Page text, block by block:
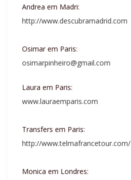
Andrea em Madri:
http://www.descubramadrid.com
Osimar em Paris:
osimarpinheiro@gmail.com
Laura em Paris:
www.lauraemparis.com
Transfers em Paris:
http://www.telmafrancetour.com/
Monica em Londres: